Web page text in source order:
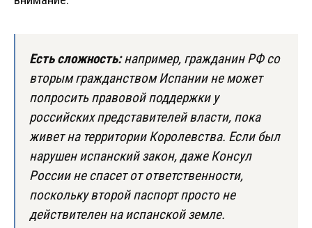
Есть сложность:например, гражданин РФ со
вторым гражданством Испании не может
попросить правовой поддержки у
российских представителей власти, пока
живет на территории Королевства. Если был
нарушен испанский закон, даже Консул
России не спасет от ответственности,
поскольку второй паспорт просто не
действителен на испанской земле.